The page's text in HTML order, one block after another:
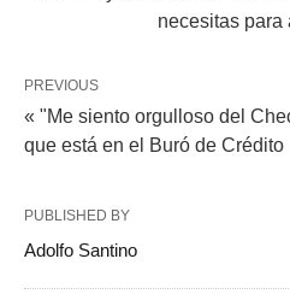
necesitas para
PREVIOUS
« "Me siento orgulloso del
que está en el Buró de Crédito
PUBLISHED BY
Adolfo Santino